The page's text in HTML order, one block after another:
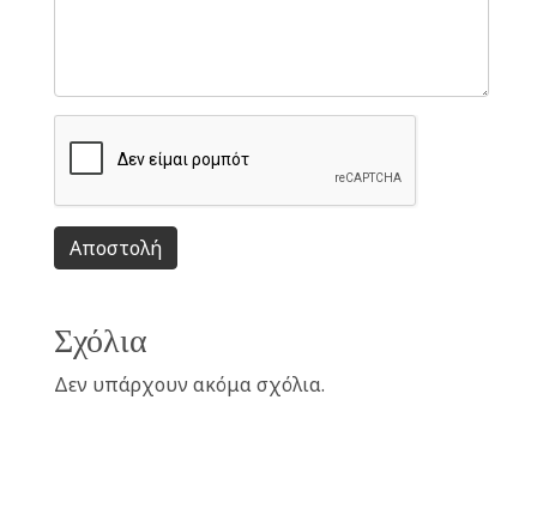
Αποστολή
Σχόλια
Δεν υπάρχουν ακόμα σχόλια.